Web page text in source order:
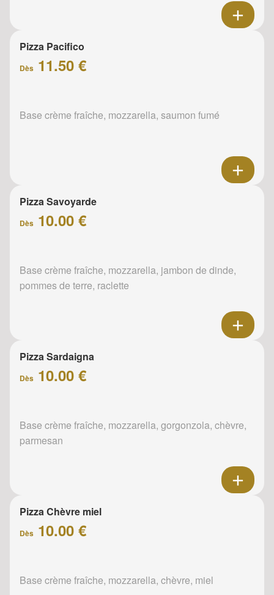
Pizza Pacifico
Dès 11.50 €
Base crème fraîche, mozzarella, saumon fumé
Pizza Savoyarde
Dès 10.00 €
Base crème fraîche, mozzarella, jambon de dinde,
pommes de terre, raclette
Pizza Sardaigna
Dès 10.00 €
Base crème fraîche, mozzarella, gorgonzola, chèvre,
parmesan
Pizza Chèvre miel
Dès 10.00 €
Base crème fraîche, mozzarella, chèvre, miel